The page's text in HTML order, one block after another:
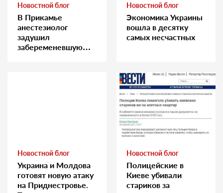
Новостной блог
В Прикамье
анестезиолог
задушил
забеременевшую
Новостной блог
Экономика Украины
вошла в десятку
самых несчастных
Новостной блог
Украина и Молдова
готовят новую атаку
на Приднестровье.
Новостной блог
Полицейские в
Киеве убивали
стариков за